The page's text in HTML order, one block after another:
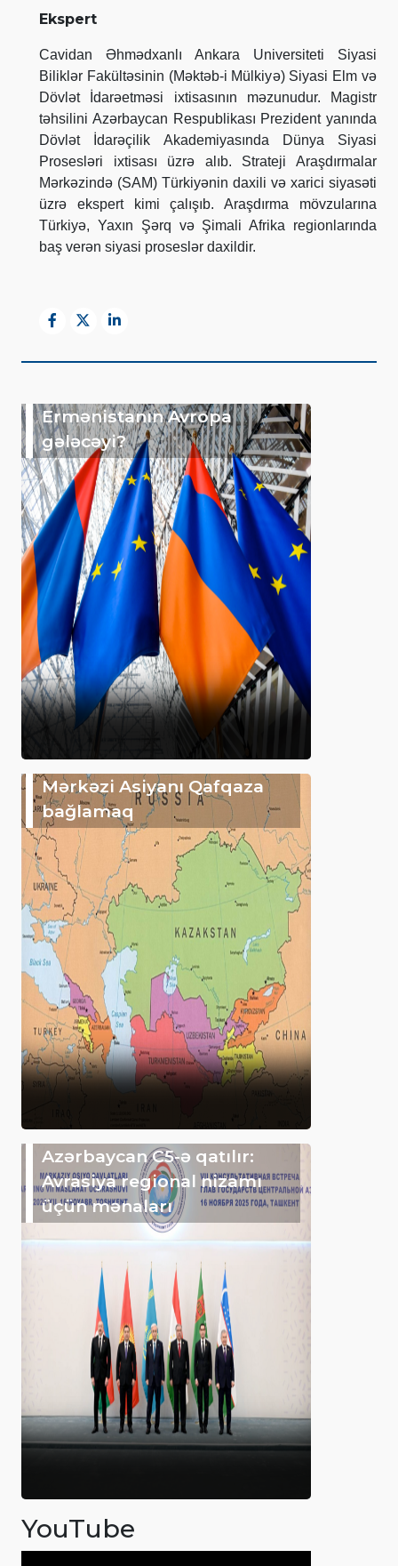
Ekspert
Cavidan Əhmədxanlı Ankara Universiteti Siyasi
Biliklər Fakültəsinin (Məktəb-i Mülkiyə) Siyasi Elm və
Dövlət İdarəetməsi ixtisasının məzunudur. Magistr
təhsilini Azərbaycan Respublikası Prezident yanında
Dövlət İdarəçilik Akademiyasında Dünya Siyasi
Prosesləri ixtisası üzrə alıb. Strateji Araşdırmalar
Mərkəzində (SAM) Türkiyənin daxili və xarici siyasəti
üzrə ekspert kimi çalışıb. Araşdırma mövzularına
Türkiyə, Yaxın Şərq və Şimali Afrika regionlarında
baş verən siyasi proseslər daxildir.
Ermənistanın Avropa
gələcəyi?
Mərkəzi Asiyanı Qafqaza
bağlamaq
Azərbaycan C5-ə qatılır:
Avrasiya regional nizamı
üçün mənaları
YouTube